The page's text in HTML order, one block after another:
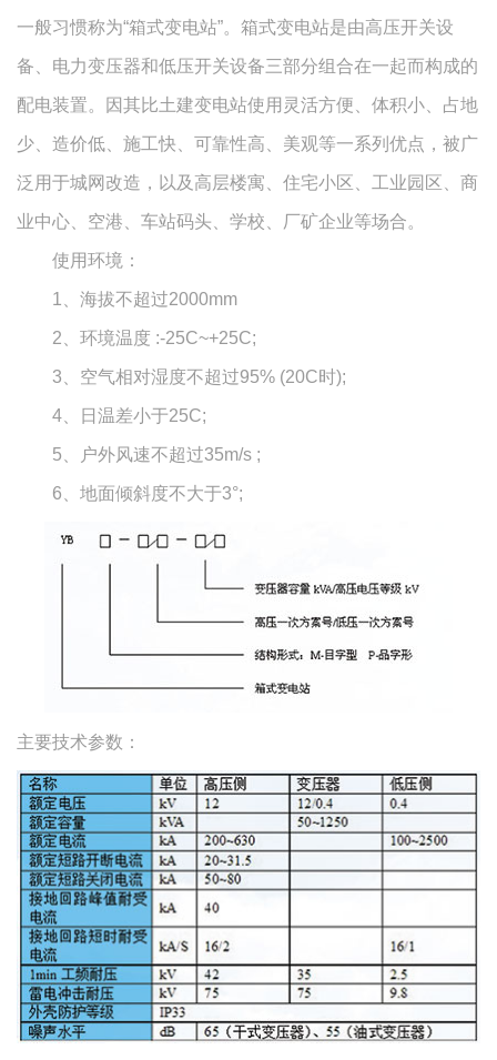
一般习惯称为“箱式变电站”。箱式变电站是由高压开关设
备、电力变压器和低压开关设备三部分组合在一起而构成的
配电装置。因其比土建变电站使用灵活方便、体积小、占地
少、造价低、施工快、可靠性高、美观等一系列优点，被广
泛用于城网改造，以及高层楼寓、住宅小区、工业园区、商
业中心、空港、车站码头、学校、厂矿企业等场合。
使用环境：
1、海拔不超过2000mm
2、环境温度 :-25C~+25C;
3、空气相对湿度不超过95% (20C时);
4、日温差小于25C;
5、户外风速不超过35m/s ;
6、地面倾斜度不大于3°;
主要技术参数：